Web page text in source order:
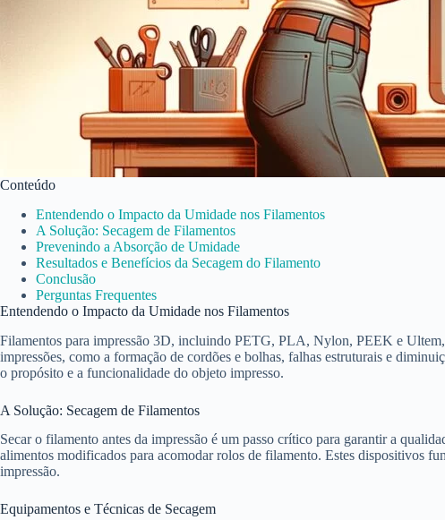
Conteúdo
Entendendo o Impacto da Umidade nos Filamentos
A Solução: Secagem de Filamentos
Prevenindo a Absorção de Umidade
Resultados e Benefícios da Secagem do Filamento
Conclusão
Perguntas Frequentes
Entendendo o Impacto da Umidade nos Filamentos
Filamentos para impressão 3D, incluindo PETG, PLA, Nylon, PEEK e Ultem,
impressões, como a formação de cordões e bolhas, falhas estruturais e
o propósito e a funcionalidade do objeto impresso.
A Solução: Secagem de Filamentos
Secar o filamento antes da impressão é um passo crítico para garantir a
alimentos modificados para acomodar rolos de filamento. Estes dispositivos
impressão.
Equipamentos e Técnicas de Secagem